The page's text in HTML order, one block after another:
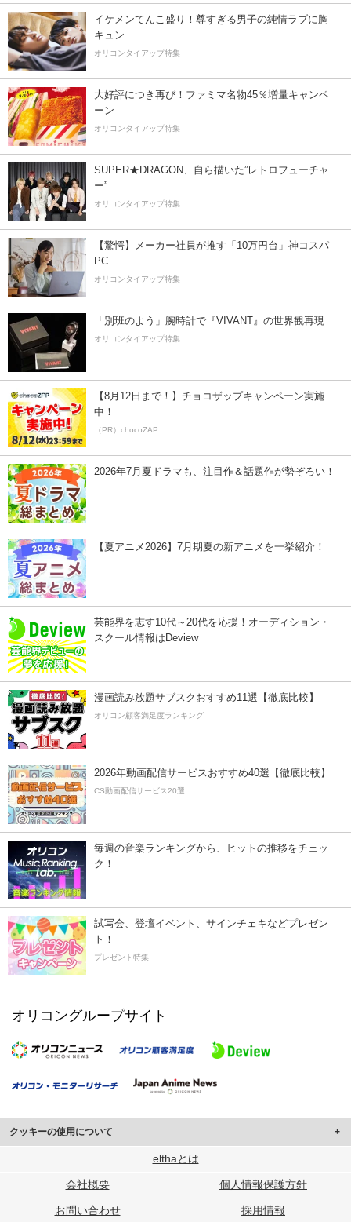
イケメンてんこ盛り！尊すぎる男子の純情ラブに胸
キュン
オリコンタイアップ特集
大好評につき再び！ファミマ名物45％増量キャンペ
ーン
オリコンタイアップ特集
SUPER★DRAGON、自ら描いた”レトロフューチャ
ー”
オリコンタイアップ特集
【驚愕】メーカー社員が推す「10万円台」神コスパ
PC
オリコンタイアップ特集
「別班のよう」腕時計で『VIVANT』の世界観再現
オリコンタイアップ特集
【8月12日まで！】チョコザップキャンペーン実施
中！
（PR）chocoZAP
2026年7月夏ドラマも、注目作＆話題作が勢ぞろい！
【夏アニメ2026】7月期夏の新アニメを一挙紹介！
芸能界を志す10代～20代を応援！オーディション・
スクール情報はDeview
漫画読み放題サブスクおすすめ11選【徹底比較】
オリコン顧客満足度ランキング
2026年動画配信サービスおすすめ40選【徹底比較】
CS動画配信サービス20選
毎週の音楽ランキングから、ヒットの推移をチェッ
ク！
試写会、登壇イベント、サインチェキなどプレゼン
ト！
プレゼント特集
オリコングループサイト
クッキーの使用について
このサイトでは Cookie を使用して、ユーザーに合わせたコンテンツや広告の
行っています。
メディアや広告配信、データ解析の各パートナーに提供しています。
elthaとは
会社概要 個人情報保護方針
お問い合わせ 採用情報